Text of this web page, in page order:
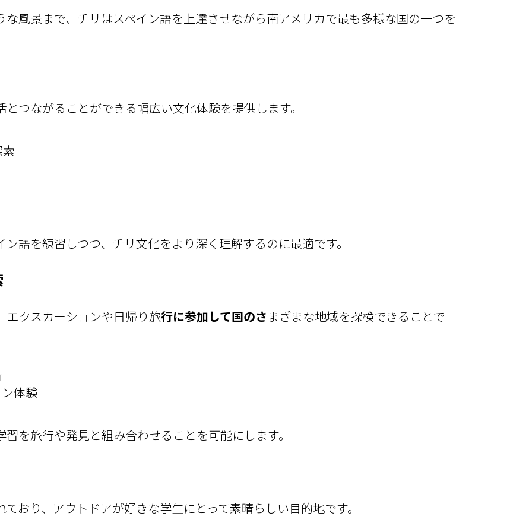
風景まで、チリはスペイン語を上達させながら南アメリカで最も多様な国の一つを
つながることができる幅広い文化体験を提供します。
語を練習しつつ、チリ文化をより深く理解するのに最適です。
エクスカーションや日帰り旅行に参加して国のさ まざまな地域を探検できることで
体験
を旅行や発見と組み合わせることを可能にします。
おり、アウトドアが好きな学生にとって素晴らしい目的地です。